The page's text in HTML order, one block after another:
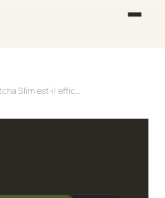
Matcha Slim est-il efficace pour la perte de poids ? Matcha slim vs matcha